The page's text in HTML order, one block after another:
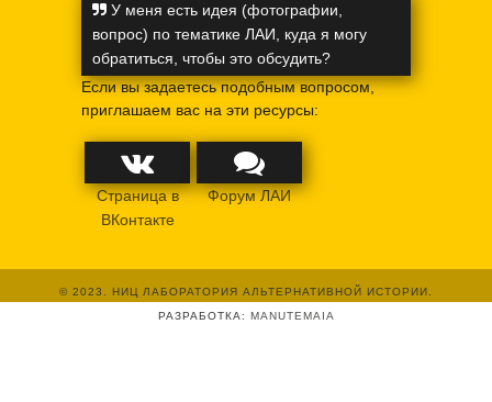
У меня есть идея (фотографии,
вопрос) по тематике ЛАИ, куда я могу
обратиться, чтобы это обсудить?
Если вы задаетесь подобным вопросом,
приглашаем вас на эти ресурсы:
Страница в
ВКонтакте
Форум ЛАИ
© 2023. НИЦ ЛАБОРАТОРИЯ АЛЬТЕРНАТИВНОЙ ИСТОРИИ.
РАЗРАБОТКА: MANUTEMAIA